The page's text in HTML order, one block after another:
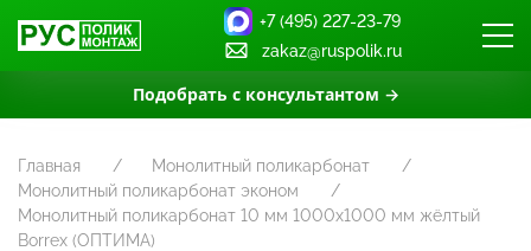
Подобрать с консультантом →
+7 (495) 227-23-79
zakaz@ruspolik.ru
Главная
Монолитный поликарбонат
Монолитный поликарбонат эконом
Монолитный поликарбонат 10 мм 1000х1000 мм жёлтый
Borrex (ОПТИМА)